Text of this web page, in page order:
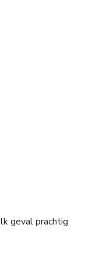
geval prachtig